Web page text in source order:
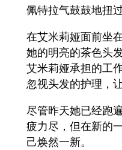
佩特拉气鼓鼓地扭
在艾米莉娅面前坐
她的明亮的茶色头
艾米莉娅承担的工
忽视头发的护理，
尽管昨天她已经跑
疲力尽，但在新的
己焕然一新。